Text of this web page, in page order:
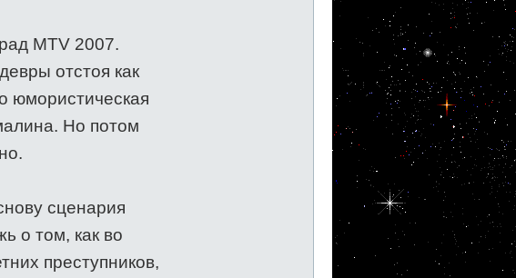
MTV 2007.
отстоя как
юмористическая
Но потом
сценария
о том, как во
преступников,